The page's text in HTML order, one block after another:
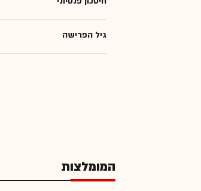
גיל הפרישה
המומלצות